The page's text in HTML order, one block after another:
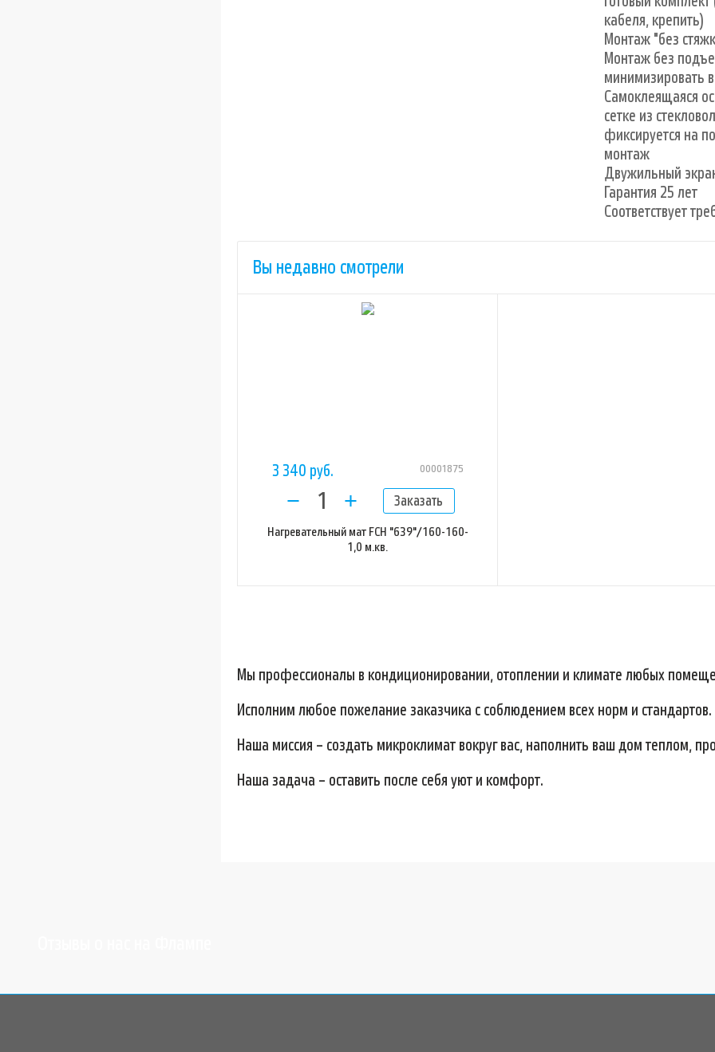
кабеля, крепить)
Монтаж "без
Монтаж без
минимизировать
Самоклеящаяся
сетке из
фиксируется на
монтаж
Двужильный
Гарантия 25 лет
Соответствует
Вы недавно смотрели
3 340 руб. 00001875
Нагревательный мат FCH "639"/160-160-
1,0 м.кв.
Мы профессионалы в кондиционировании, отоплении и климате любых
Исполним любое пожелание заказчика с соблюдением всех норм и стандартов.
Наша миссия – создать микроклимат вокруг вас, наполнить ваш дом теплом,
Наша задача – оставить после себя уют и комфорт.